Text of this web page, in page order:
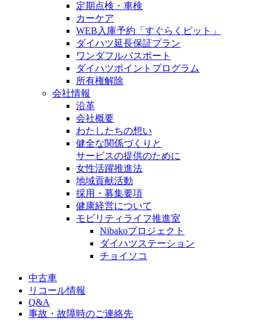
定期点検・車検
カーケア
WEB入庫予約「すぐらくピット」
ダイハツ延長保証プラン
ワンダフルパスポート
ダイハツポイントプログラム
所有権解除
会社情報
沿革
会社概要
わたしたちの想い
健全な関係づくりと
サービスの提供のために
女性活躍推進法
地域貢献活動
採用・募集要項
健康経営について
モビリティライフ推進室
Nibakoプロジェクト
ダイハツステーション
チョイソコ
中古車
リコール情報
Q&A
事故・故障時のご連絡先